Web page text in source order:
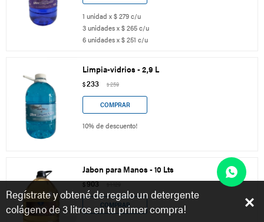
1 unidad x $ 279 c/u
3 unidades x $ 265 c/u
6 unidades x $ 251 c/u
Limpia-vidrios - 2,9 L
$233 $259
10% de descuento!
Jabon para Manos - 10 Lts
$903
Regístrate y obtené de regalo un detergente
colágeno de 3 litros en tu primer compra!